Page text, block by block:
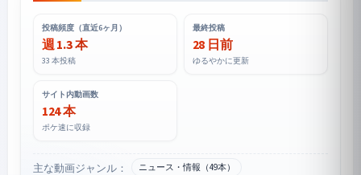
投稿頻度（直近6ヶ月）
週 1.3 本
33 本投稿
最終投稿
28 日前
ゆるやかに更新
サイト内動画数
124 本
ポケ速に収録
主な動画ジャンル：
ニュース・情報（49本）